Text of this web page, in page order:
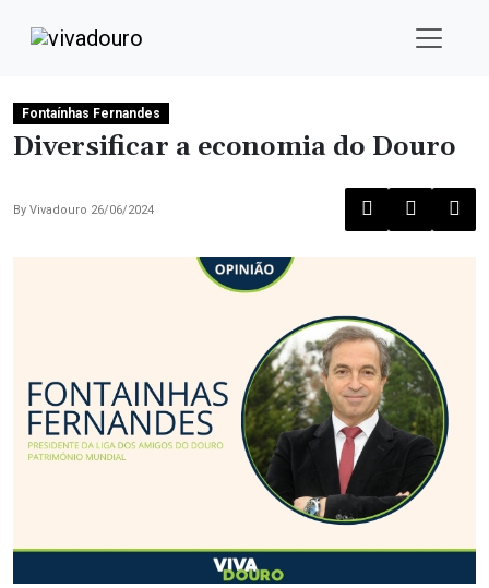
Fontaínhas Fernandes
Diversificar a economia do Douro
By Vivadouro 26/06/2024